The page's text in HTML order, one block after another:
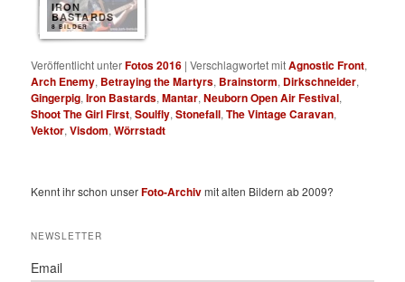
IRON
BASTARDS
8 BILDER
Veröffentlicht unterFotos 2016 |Verschlagwortet mitAgnostic Front,
Arch Enemy, Betraying the Martyrs, Brainstorm, Dirkschneider,
Gingerpig,Iron Bastards,Mantar,Neuborn Open Air Festival,
Shoot The Girl First,Soulfly,Stonefall,The Vintage Caravan,
Vektor,Visdom,Wörrstadt
Kennt ihr schon unserFoto-Archivmit alten Bildern ab 2009?
NEWSLETTER
Email